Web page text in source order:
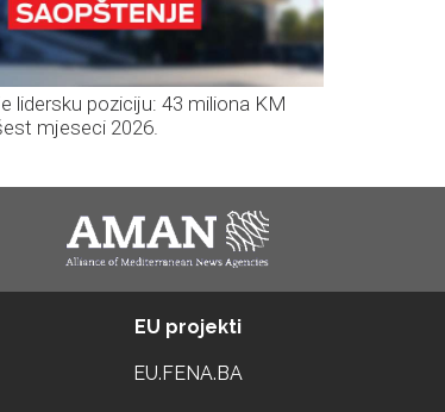
lidersku poziciju: 43 miliona KM
mjeseci 2026.
EU projekti
EU.FENA.BA